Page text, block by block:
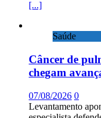
[...]
Saúde
Câncer de
chegam
07/08/2026 0
Levantamento